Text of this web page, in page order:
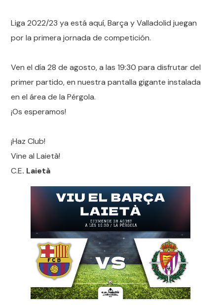
Liga 2022/23 ya está aquí, Barça y Valladolid juegan
por la primera jornada de competición.
Ven el día 28 de agosto, a las 19:30 para disfrutar del
primer partido, en nuestra pantalla gigante instalada
en el área de la Pérgola.
¡Os esperamos!
¡Haz Club!
Vine al Laietà!
C.E. Laietà